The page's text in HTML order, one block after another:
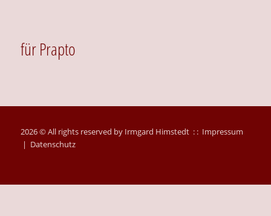
für Prapto
2026 © All rights reserved by Irmgard Himstedt : : Impressum
| Datenschutz